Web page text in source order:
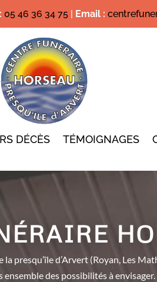
05 46 36 34 75 | Email :
DÉCÈS TÉMOIGNAGES
presqu’île d’Arvert (Royan, Les
ensemble des possibilités à envisager.